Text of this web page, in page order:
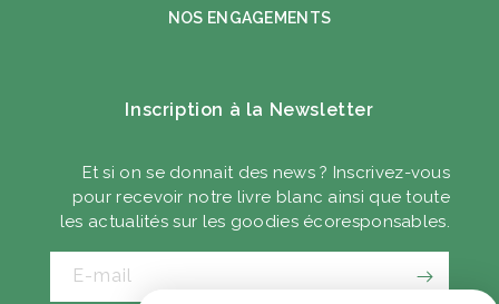
NOS ENGAGEMENTS
Inscription à la Newsletter
Et si on se donnait des news ? Inscrivez-vous
pour recevoir notre livre blanc ainsi que toute
les actualités sur les goodies écoresponsables.
E-mail